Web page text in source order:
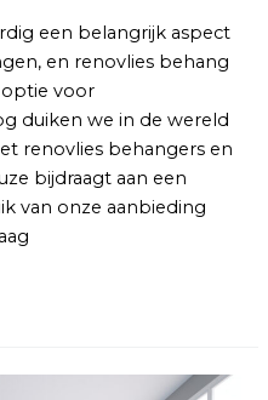
een belangrijk aspect
en renovlies behang
voor
duiken we in de wereld
renovlies behangers en
bijdraagt aan een
van onze aanbieding